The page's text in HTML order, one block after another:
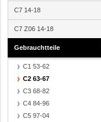
C7 14-18
C7 Z06 14-18
Gebrauchtteile
C1 53-62
C2 63-67
C3 68-82
C4 84-96
C5 97-04